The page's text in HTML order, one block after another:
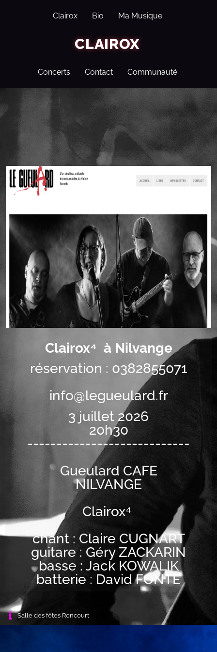
Clairox Bio Ma Musique
CLAIROX
Concerts Contact Communauté
Clairox⁴ à Nilvange
réservation : 0382855071
info@legueulard.fr
3 juillet 2026
20h30
----------------------------
Gueulard CAFE
NILVANGE
Clairox⁴
chant : Claire CUGNART
guitare : Géry ZACKARIN
basse : Jack KOWALIK
batterie : David FONTE
Salle des fêtes Roncourt